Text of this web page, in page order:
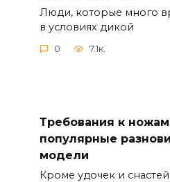
Люди, которые много
в условиях дикой
0 7.1к.
Требования к
популярные
модели
Кроме удочек и